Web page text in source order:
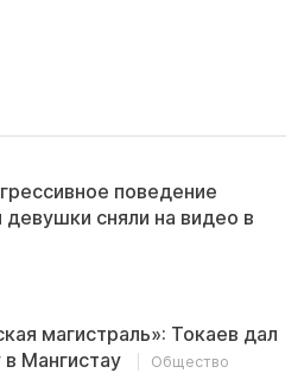
поведение
сняли на видео в
магистраль»: Токаев дал
Мангистау
Общество